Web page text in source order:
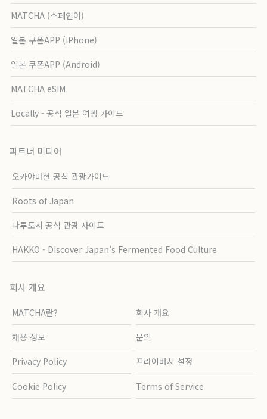
MATCHA (스페인어)
일본 쿠폰APP (iPhone)
일본 쿠폰APP (Android)
MATCHA eSIM
Locally - 공식 일본 여행 가이드
파트너 미디어
오카야마현 공식 관광가이드
Roots of Japan
나루토시 공식 관광 사이트
HAKKO - Discover Japan’s Fermented Food Culture
회사 개요
MATCHA란? 회사 개요
채용 정보 문의
Privacy Policy 프라이버시 설정
Cookie Policy Terms of Service